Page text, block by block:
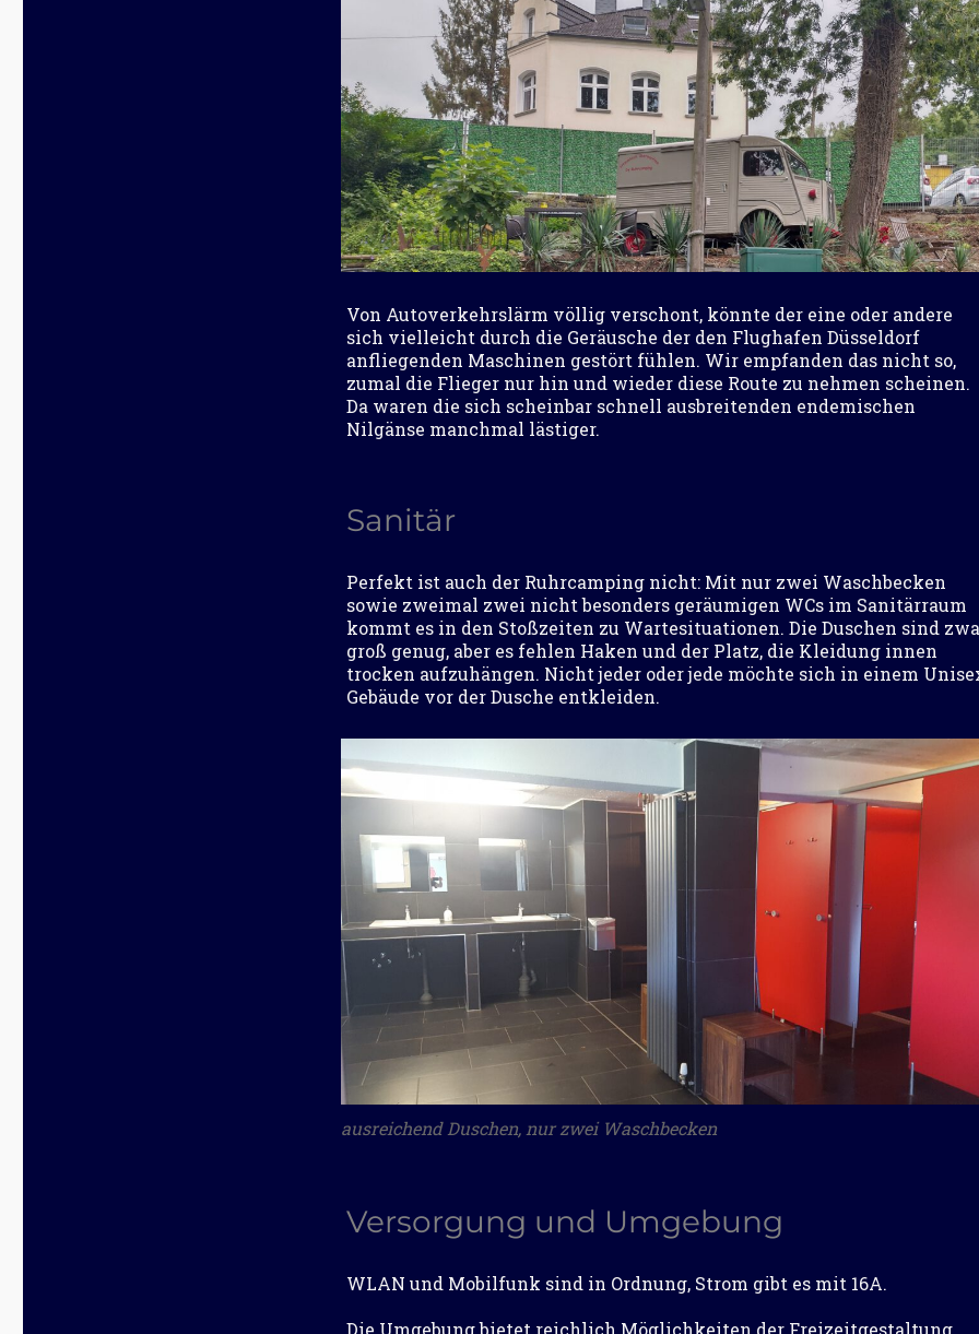
Von Autoverkehrslärm völlig verschont, könnte der eine oder andere
sich vielleicht durch die Geräusche der den Flughafen Düsseldorf
anfliegenden Maschinen gestört fühlen. Wir empfanden das nicht so,
zumal die Flieger nur hin und wieder diese Route zu nehmen scheinen.
Da waren die sich scheinbar schnell ausbreitenden endemischen
Nilgänse manchmal lästiger.
Sanitär
Perfekt ist auch der Ruhrcamping nicht: Mit nur zwei Waschbecken
sowie zweimal zwei nicht besonders geräumigen WCs im Sanitärraum
kommt es in den Stoßzeiten zu Wartesituationen. Die Duschen sind
groß genug, aber es fehlen Haken und der Platz, die Kleidung innen
trocken aufzuhängen. Nicht jeder oder jede möchte sich in einem
Gebäude vor der Dusche entkleiden.
ausreichend Duschen, nur zwei Waschbecken
Versorgung und Umgebung
WLAN und Mobilfunk sind in Ordnung, Strom gibt es mit 16A.
Die Umgebung bietet reichlich Möglichkeiten der Freizeitgestaltung.